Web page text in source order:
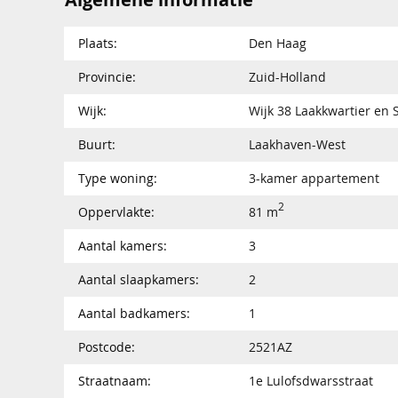
Plaats:
Den Haag
Provincie:
Zuid-Holland
Wijk:
Wijk 38 Laakkwartier en
Buurt:
Laakhaven-West
Type woning:
3-kamer appartement
Oppervlakte:
81 m2
Aantal kamers:
3
Aantal slaapkamers:
2
Aantal badkamers:
1
Postcode:
2521AZ
Straatnaam:
1e Lulofsdwarsstraat